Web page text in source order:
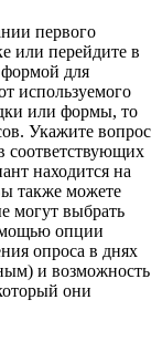
первого
или перейдите в
для
используемого
или формы, то
Укажите вопрос
соответствующих
находится на
также можете
могут выбрать
опции
опроса в днях
и возможность
они